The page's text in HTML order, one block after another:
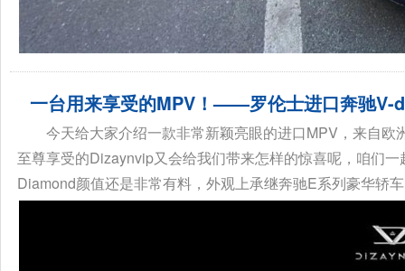
一台用来享受的MPV！——罗伦士进口奔驰V-
今天给大家介绍一款非常新颖亮眼的进口MPV，来自
至尊享受的Dizaynvip又会给我们带来怎样的惊喜呢，咱们
Diamond颜值还是非常有料，外观上承继奔驰E系列豪华轿